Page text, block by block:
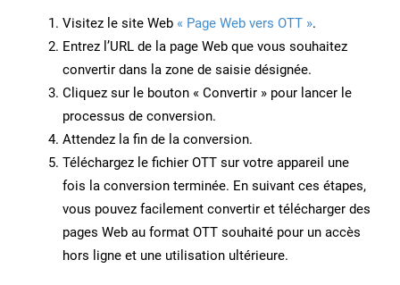
Visitez le site Web « Page Web vers OTT ».
Entrez l’URL de la page Web que vous souhaitez
convertir dans la zone de saisie désignée.
Cliquez sur le bouton « Convertir » pour lancer le
processus de conversion.
Attendez la fin de la conversion.
Téléchargez le fichier OTT sur votre appareil une
fois la conversion terminée. En suivant ces étapes,
vous pouvez facilement convertir et télécharger des
pages Web au format OTT souhaité pour un accès
hors ligne et une utilisation ultérieure.